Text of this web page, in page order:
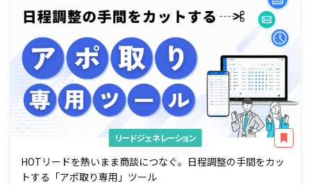
リードジェネレーション
HOTリードを熱いまま商談につなぐ。日程調整の手間をカッ
トする「アポ取り専用」ツール